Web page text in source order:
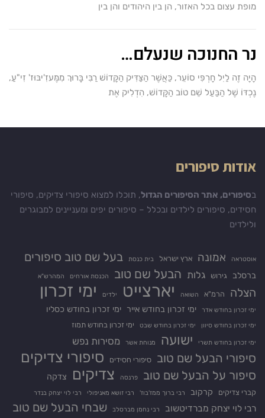
מופת עצום בכל האזור, הן בין היהודים והן בין
נר החנוכה שנעלם…
הָיָה זֶה לַיִל חָרְפִּי סוֹעֵר, כַּאֲשֶׁר הַצַּדִּיק הַקָּדוֹשׁ רַבִּי בָּרוּךְ מִמֶּעזִ'יבּוּז' זִי"עַ,
נֶכְדּוֹ שֶׁל הַבַּעַל שֵׁם טוֹב הַקָּדוֹשׁ, הִדְלִיק אֶת
אודות סיפורים
בסיפורים, אתר הסיפורים הגדול, תוכלו למצוא סיפורי צדיקים, סיפורי
חסידים, סיפורים לילדים ובכלל – סיפורים יפים ומעניינים למבוגרים
ולילדים
אוסטראה אמונה ארץ ישראל בית כנסת בעל שם טוב סיפורים
ברסלב גירוש גלות הבעל שם טוב הכנסת אורחים המהרש"א
הצלה הרמ"א השואה יארצייט ילדים ימי זכרון
ימי זכרון בחודש אדר ימי זכרון בחודש אייר ימי זכרון בחודש כסליו
ימי זכרון בחודש סיוון ימי זכרון בחודש שבט ימי זכרון בחודש תמוז
ימי זכרון בחודש תשרי ישועה מנוחת אשר מסירות נפש
סיפורי הבעל שם טוב סיפורי חסידים סיפורי צדיקים
סיפור על הבעל שם טוב פרנסה צדיקים צדקה
קברי צדיקים קרקוב רבי ברוך ממז'בוז' רבי זושא מאניפולי רבי לוי יצחק בנדר
רבי לוי יצחק מברדיטשוב רבי נחמן מברסלב שבחי הבעל שם טוב